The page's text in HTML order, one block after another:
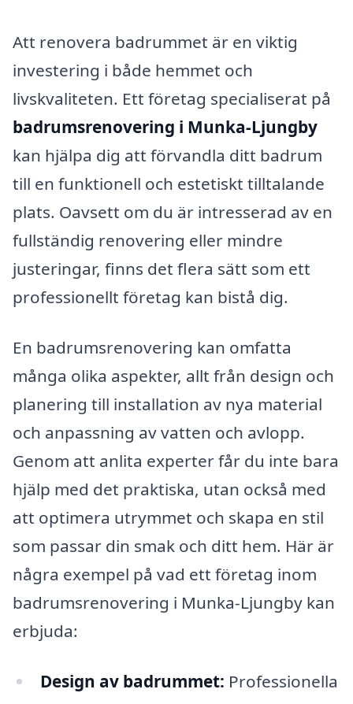
Att renovera badrummet är en viktig
investering i både hemmet och
livskvaliteten. Ett företag specialiserat på
badrumsrenovering i Munka-Ljungby
kan hjälpa dig att förvandla ditt badrum
till en funktionell och estetiskt tilltalande
plats. Oavsett om du är intresserad av en
fullständig renovering eller mindre
justeringar, finns det flera sätt som ett
professionellt företag kan bistå dig.
En badrumsrenovering kan omfatta
många olika aspekter, allt från design och
planering till installation av nya material
och anpassning av vatten och avlopp.
Genom att anlita experter får du inte bara
hjälp med det praktiska, utan också med
att optimera utrymmet och skapa en stil
som passar din smak och ditt hem. Här är
några exempel på vad ett företag inom
badrumsrenovering i Munka-Ljungby kan
erbjuda:
Design av badrummet: Professionella